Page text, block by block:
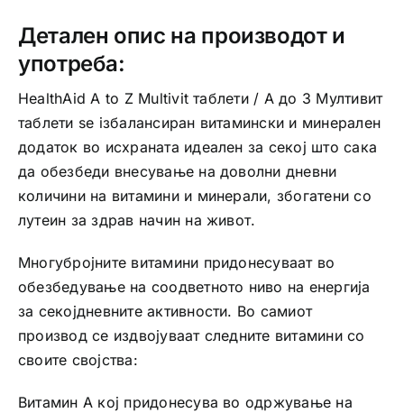
Детален опис на производот и
употреба:
HealthAid A to Z Multivit таблети / А до З Мултивит
таблети se iзбалансиран витамински и минерален
додаток во исхраната идеален за секој што сака
да обезбеди внесување на доволни дневни
количини на витамини и минерали, збогатени со
лутеин за здрав начин на живот.
Многубројните витамини придонесуваат во
обезбедување на соодветното ниво на енергија
за секојдневните активности. Во самиот
производ се издвојуваат следните витамини со
своите својства:
Витамин А кој придонесува во одржување на